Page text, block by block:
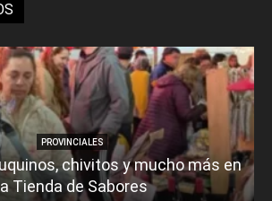
PROVINCIALES
chivitos y mucho más en
la Tienda de Sabores